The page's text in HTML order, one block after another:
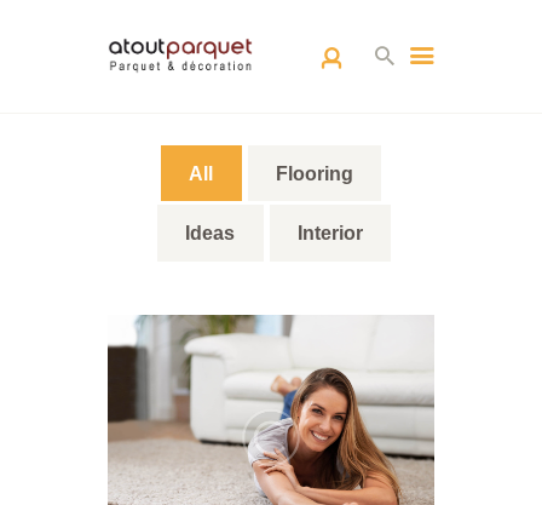
ACCUEIL
L’EQUIPE
PARQUETS
RÉALISATIONS
CONTACT
All Flooring
Ideas Interior